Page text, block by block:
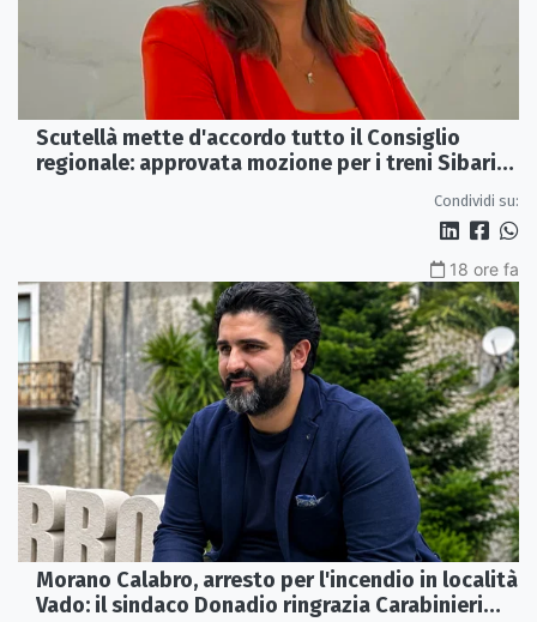
Scutellà mette d'accordo tutto il Consiglio
regionale: approvata mozione per i treni Sibari-
Condividi su:
18 ore fa
Morano Calabro, arresto per l'incendio in località
Vado: il sindaco Donadio ringrazia Carabinieri